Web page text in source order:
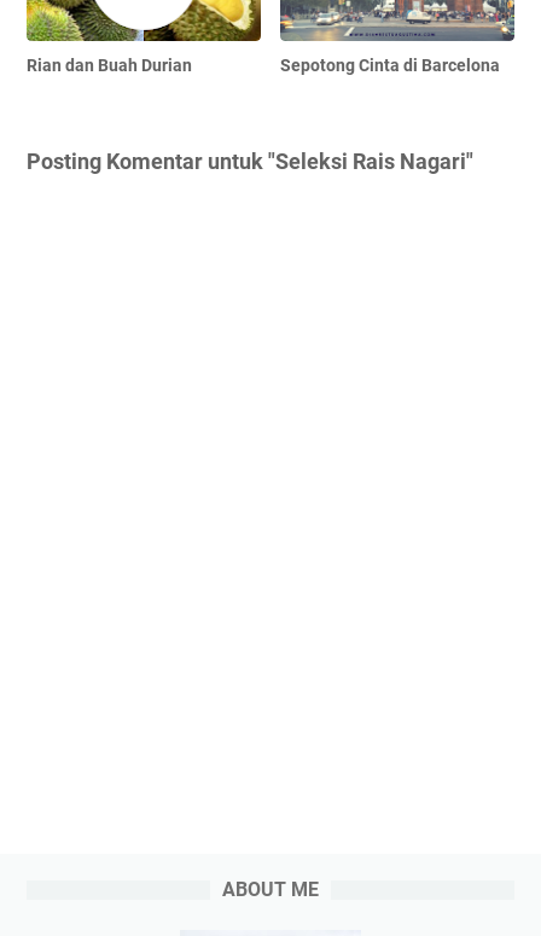
Rian dan Buah Durian Sepotong Cinta di Barcelona
Posting Komentar untuk "Seleksi Rais Nagari"
ABOUT ME